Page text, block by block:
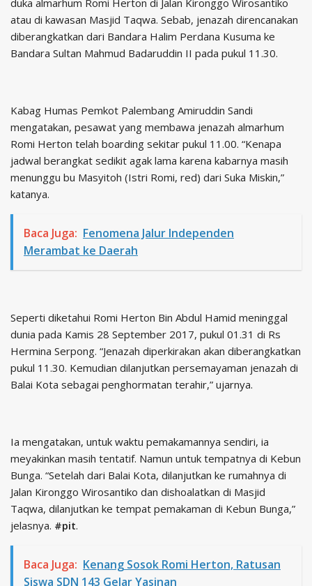
atau di kawasan Masjid Taqwa. Sebab, jenazah direncanakan
diberangkatkan dari Bandara Halim Perdana Kusuma ke
Bandara Sultan Mahmud Badaruddin II pada pukul 11.30.
Kabag Humas Pemkot Palembang Amiruddin Sandi
mengatakan, pesawat yang membawa jenazah almarhum
Romi Herton telah boarding sekitar pukul 11.00. “Kenapa
jadwal berangkat sedikit agak lama karena kabarnya masih
menunggu bu Masyitoh (Istri Romi, red) dari Suka Miskin,”
katanya.
Baca Juga: Fenomena Jalur Independen
Merambat ke Daerah
Seperti diketahui Romi Herton Bin Abdul Hamid meninggal
dunia pada Kamis 28 September 2017, pukul 01.31 di Rs
Hermina Serpong. “Jenazah diperkirakan akan diberangkatkan
pukul 11.30. Kemudian dilanjutkan persemayaman jenazah di
Balai Kota sebagai penghormatan terahir,” ujarnya.
Ia mengatakan, untuk waktu pemakamannya sendiri, ia
meyakinkan masih tentatif. Namun untuk tempatnya di Kebun
Bunga. “Setelah dari Balai Kota, dilanjutkan ke rumahnya di
Jalan Kironggo Wirosantiko dan dishoalatkan di Masjid
Taqwa, dilanjutkan ke tempat pemakaman di Kebun Bunga,”
jelasnya. #pit.
Baca Juga: Kenang Sosok Romi Herton, Ratusan
Siswa SDN 143 Gelar Yasinan